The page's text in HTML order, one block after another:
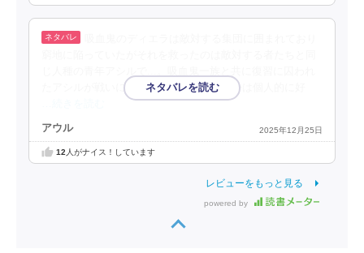
たアシルが戦いに繰り出す物語。設定とかは個人的に好
アウル 2025年12月25日
12 人がナイス！しています
レビューをもっと見る
powered by